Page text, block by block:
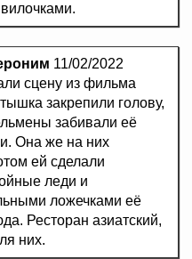
11/02/2022
сцену из фильма
закрепили голову,
забивали её
Она же на них
ей сделали
леди и
ложечками её
Ресторан азиатский,
них.